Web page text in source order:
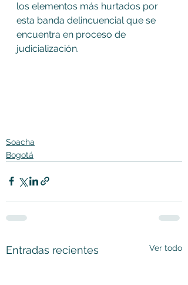
los elementos más hurtados por
esta banda delincuencial que se
encuentra en proceso de
judicialización.
Soacha
Bogotá
Entradas recientes Ver todo